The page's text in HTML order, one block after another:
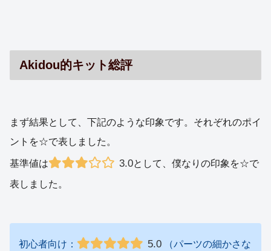
Akidou的キット総評
まず結果として、下記のような印象です。それぞれのポイ
ントを☆で表しました。
基準値は 3.0として、僕なりの印象を☆で
表しました。
初心者向け： 5.0（パーツの細かさな